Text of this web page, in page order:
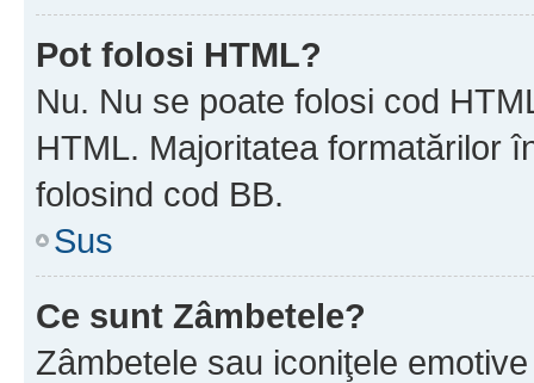
Pot folosi HTML?
Nu. Nu se poate folosi cod
HTML. Majoritatea formatărilor
folosind cod BB.
Sus
Ce sunt Zâmbetele?
Zâmbetele sau iconiţele